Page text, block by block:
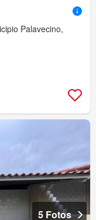
Palavecino,
5 Fotos